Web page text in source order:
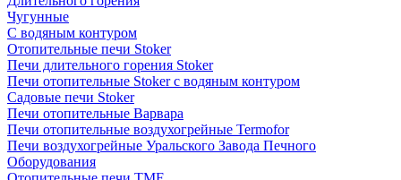
Чугунные
C водяным контуром
Отопительные печи Stoker
Печи длительного горения Stoker
Печи отопительные Stoker с водяным контуром
Садовые печи Stoker
Печи отопительные Варвара
Печи отопительные воздухогрейные Termofor
Печи воздухогрейные Уральского Завода Печного
Оборудования